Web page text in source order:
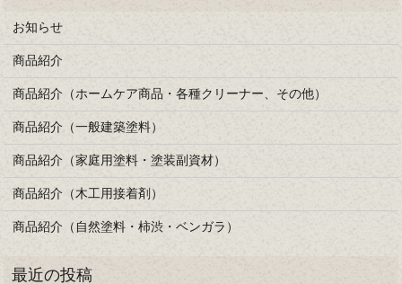
お知らせ
商品紹介
商品紹介（ホームケア商品・各種クリーナー、その他）
商品紹介（一般建築塗料）
商品紹介（家庭用塗料・塗装副資材）
商品紹介（木工用接着剤）
商品紹介（自然塗料・柿渋・ベンガラ）